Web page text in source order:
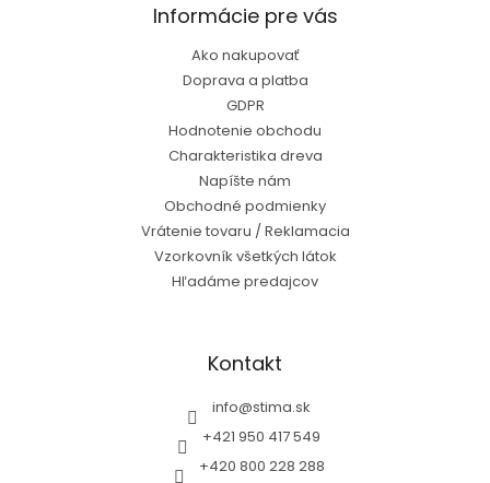
Informácie pre vás
Ako nakupovať
Doprava a platba
GDPR
Hodnotenie obchodu
Charakteristika dreva
Napíšte nám
Obchodné podmienky
Vrátenie tovaru / Reklamacia
Vzorkovník všetkých látok
Hľadáme predajcov
Kontakt
info@stima.sk
+421 950 417 549
+420 800 228 288